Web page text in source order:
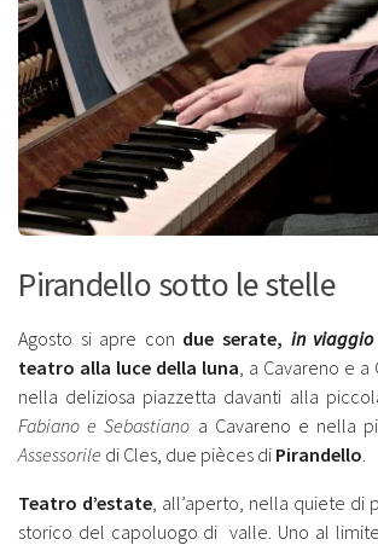
Pirandello sotto le stelle
Agosto si apre con due serate, in viaggio
teatro alla luce della luna , a Cavareno e
nella deliziosa piazzetta davanti alla
Fabiano e Sebastiano a Cavareno e nella
Assessorile di Cles, due pièces di Pirandello
Teatro d’estate , all’aperto, nella quiete di
storico del capoluogo di valle. Uno al